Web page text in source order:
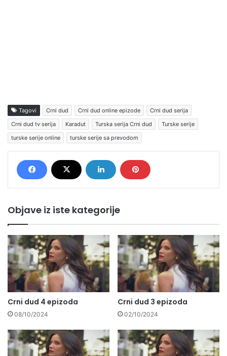
Tagovi Crni dud Crni dud online epizode
Crni dud serija
Crni dud tv serija
Karadut Turska serija Crni dud
Turske serije
turske serije online
turske serije sa prevodom
Objave iz iste kategorije
Crni dud 4 epizoda
08/10/2024
Crni dud 3 epizoda
02/10/2024